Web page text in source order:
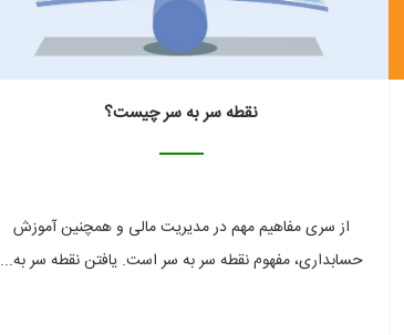
نقطه سر به سر چیست؟
از سری مفاهیم مهم در مدیریت مالی و همچنین آموزش
حسابداری، مفهوم نقطه سر به سر است. یافتن نقطه سر به...